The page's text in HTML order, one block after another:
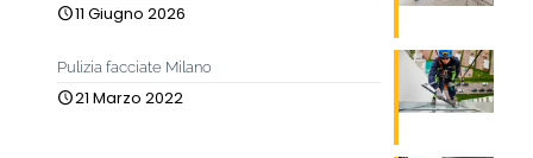
11 Giugno 2026
Pulizia facciate Milano
21 Marzo 2022